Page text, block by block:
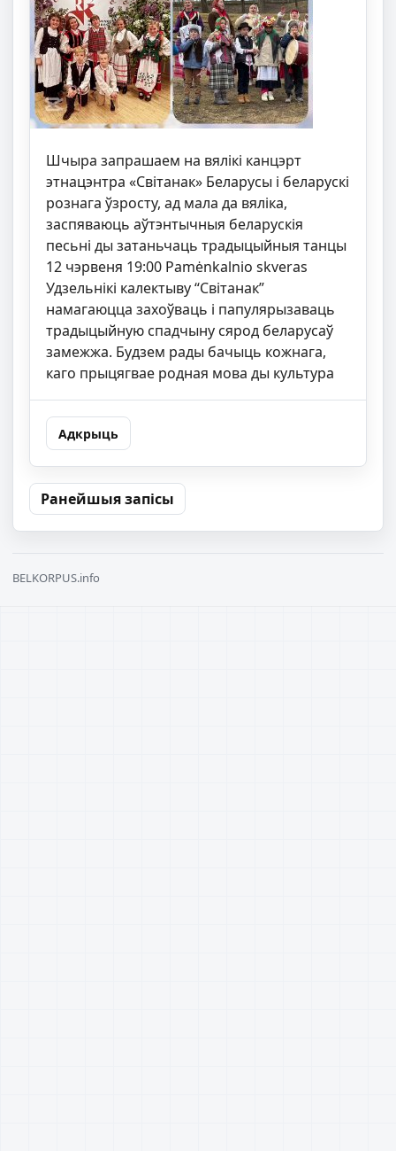
Шчыра запрашаем на вялікі канцэрт
этнацэнтра «Світанак» Беларусы і беларускі
рознага ўзросту, ад мала да вяліка,
заспяваюць аўтэнтычныя беларускія
песьні ды затаньчаць традыцыйныя танцы
12 чэрвеня 19:00 Pamėnkalnio skveras
Удзельнікі калектыву “Світанак”
намагаюцца захоўваць і папулярызаваць
традыцыйную спадчыну сярод беларусаў
замежжа. Будзем рады бачыць кожнага,
каго прыцягвае родная мова ды культура
Адкрыць
Навігацыя па запісах
Ранейшыя запісы
BELKORPUS.info